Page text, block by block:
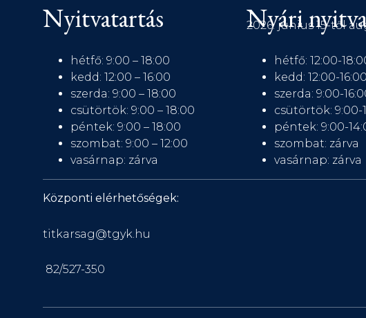
Nyitvatartás
hétfő: 9:00 – 18:00
kedd: 12:00 – 16:00
szerda: 9:00 – 18:00
csütörtök: 9:00 – 18:00
péntek: 9:00 – 18:00
szombat: 9:00 – 12:00
vasárnap: zárva
Nyári
2026. június 15-től
hétfő: 12:00-
kedd: 12:00-16:00
szerda: 9:00-
csütörtök: 9:00-
péntek: 9:00-
szombat: zárva
vasárnap: zárva
Központi elérhetőségek:
titkarsag@tgyk.hu
82/527-350